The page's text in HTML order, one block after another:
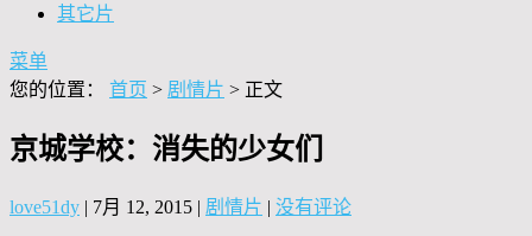
其它片
菜单
您的位置： 首页 > 剧情片 > 正文
京城学校：消失的少女们
love51dy | 7月 12, 2015 | 剧情片 | 没有评论